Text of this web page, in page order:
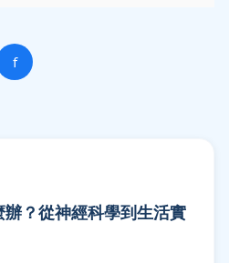
f
？從神經科學到生活實